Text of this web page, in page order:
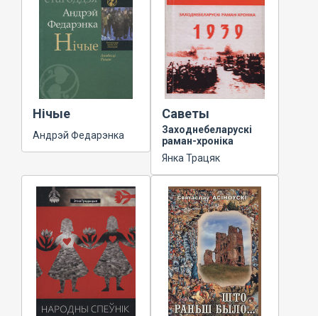
Нічые
Андрэй Федарэнка
Саветы
Заходнебеларускі
раман-хроніка
Янка Трацяк